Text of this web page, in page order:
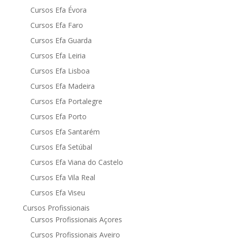
Cursos Efa Évora
Cursos Efa Faro
Cursos Efa Guarda
Cursos Efa Leiria
Cursos Efa Lisboa
Cursos Efa Madeira
Cursos Efa Portalegre
Cursos Efa Porto
Cursos Efa Santarém
Cursos Efa Setúbal
Cursos Efa Viana do Castelo
Cursos Efa Vila Real
Cursos Efa Viseu
Cursos Profissionais
Cursos Profissionais Açores
Cursos Profissionais Aveiro